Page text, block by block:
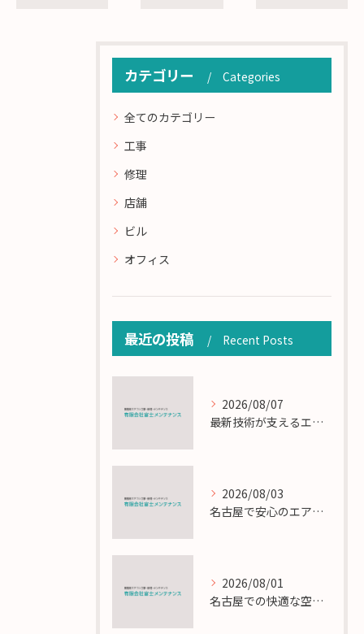
カテゴリー Categories
全てのカテゴリー
工事
修理
店舗
ビル
オフィス
最近の投稿 Recent Posts
2026/08/07
最新技術が支えるエアコン工事の匠の技術解説
2026/08/03
名古屋で安心のエアコン工事と定期メンテナンスの重要性
2026/08/01
名古屋での快適な空調を実現するエアコンサービスの技術